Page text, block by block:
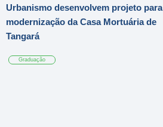
Urbanismo desenvolvem projeto para
modernização da Casa Mortuária de
Tangará
Graduação